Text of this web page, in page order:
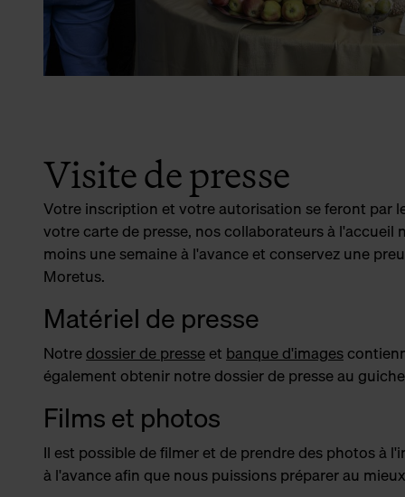
Visite de presse
Votre inscription et votre autorisation se feront par
votre carte de presse, nos collaborateurs à
moins une semaine à l'avance et conservez une
Moretus.
Matériel de presse
Notredossier de presseet banque d'images
également obtenir notre dossier de presse au
Films et photos
Il est possible de filmer et de prendre des photos à
à l'avance afin que nous puissions préparer au